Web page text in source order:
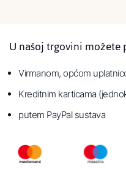
U našoj trgovini
Virmanom, općom
Kreditnim karticama
putem PayPal sustava